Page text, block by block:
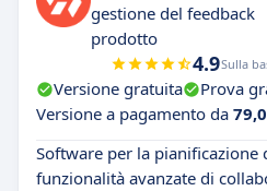
gestione del feedback
prodotto
4.9Sulla
Versione gratuita Prova
Versione a pagamento da
Software per la pianificazione
funzionalità avanzate di